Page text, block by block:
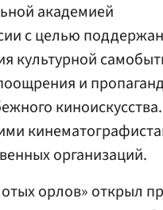
академией
с целью
культурной
и
организаций.
орлов» открыл